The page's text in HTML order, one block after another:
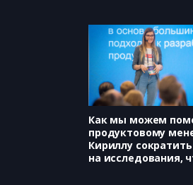
ваши задачи (hh,
Аполонская)
Как мы можем
продуктовому
Кириллу
на исследования,